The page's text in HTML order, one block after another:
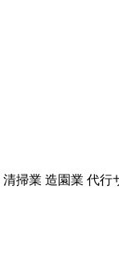
清掃業 造園業 代行